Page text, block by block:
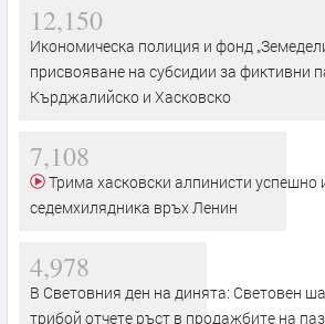
12,150
Икономическа полиция и фонд
присвояване на субсидии за фиктивни
Кърджалийско и Хасковско
7,108
седемхилядника връх Ленин
4,978
В Световния ден на динята: Световен
трибой отчете ръст в продажбите на